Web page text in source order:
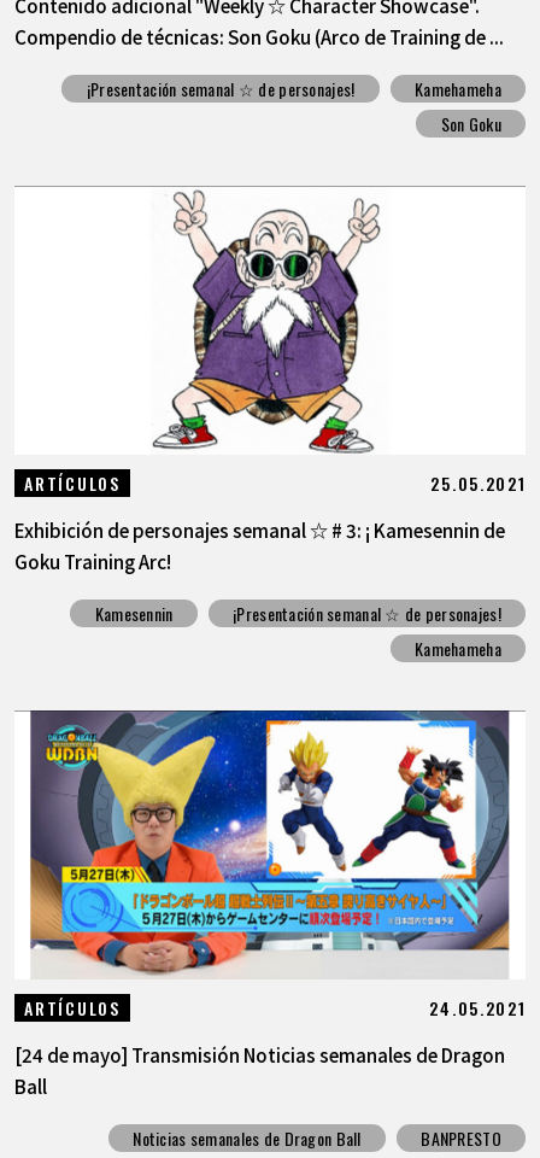
Compendio de técnicas: Son Goku (Arco de Training de ...
¡Presentación semanal ☆ de personajes!
Kamehameha
Son Goku
ARTÍCULOS 25.05.2021
Exhibición de personajes semanal ☆ # 3: ¡ Kamesennin de
Goku Training Arc!
Kamesennin
¡Presentación semanal ☆ de personajes!
Kamehameha
ARTÍCULOS 24.05.2021
[24 de mayo] Transmisión Noticias semanales de Dragon
Ball
Noticias semanales de Dragon Ball
BANPRESTO